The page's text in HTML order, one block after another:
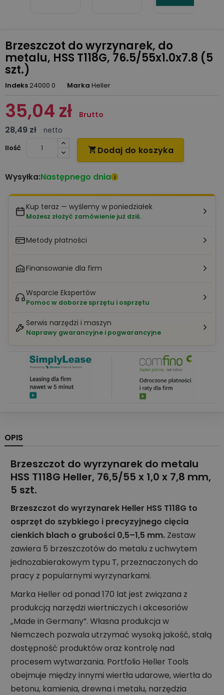
Brzeszczot do wyrzynarek, do
metalu, HSS T118G, 76.5/55x1.0x7.8 (5
szt.)
Indeks 24000 0 Marka Heller
35,04 zł Brutto
28,49 zł
netto
Ilość
 Dodaj do koszyka
Wysyłka:Następnego dnia i
Kup teraz — wyślemy w poniedziałek
Możesz złożyć zamówienie już dziś.
Metody płatności
Finansowanie dla firm
Wsparcie Ekspertów
Pomoc w doborze sprzętu i osprzętu
Serwis narzędzi i maszyn
Naprawy gwarancyjne i pogwarancyjne
OPIS
Brzeszczot do wyrzynarek do metalu
HSS T118G Heller, 76,5/55 x 1,0 x 7,8 mm,
5 szt.
Brzeszczot do wyrzynarek Heller HSS T118G to
osprzęt do szybkiego i precyzyjnego cięcia
cienkich blach o grubości 0,5–1,5 mm. Zestaw
zawiera 5 brzeszczotów do metalu z uchwytem
jednozabierakowym typu T, przeznaczonych do
pracy z popularnymi wyrzynarkami.
Marka Heller od ponad 170 lat jest związana z
produkcją narzędzi wiertniczych i akcesoriów
„Made in Germany”. Własna produkcja w
Niemczech pozwala utrzymać wysoką jakość, stałą
dostępność produktów oraz kontrolę nad
procesem wytwarzania. Portfolio Heller Tools
obejmuje między innymi wiertła udarowe, wiertła do
betonu, kamienia, drewna i metalu, narzędzia